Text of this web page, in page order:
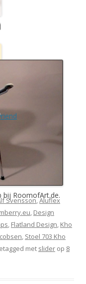
bij RoomofArt.de.
Svensson,Aluflex
, Design
, Flatland Design, Kho
, Stoel 703 Kho
met slider op 8